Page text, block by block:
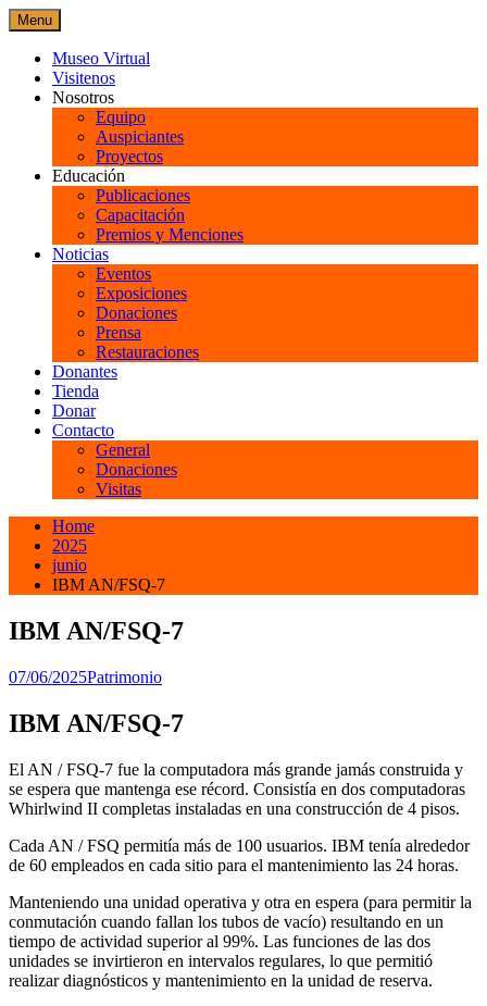
Skip
to
content
Menu
Museo Virtual
Visitenos
Nosotros
Equipo
Auspiciantes
Proyectos
Educación
Publicaciones
Capacitación
Premios y Menciones
Noticias
Eventos
Exposiciones
Donaciones
Prensa
Restauraciones
Donantes
Tienda
Donar
Contacto
General
Donaciones
Visitas
Home
2025
junio
IBM AN/FSQ-7
IBM AN/FSQ-7
07/06/2025Patrimonio
IBM AN/FSQ-7
El AN / FSQ-7 fue la computadora más grande jamás construida y
se espera que mantenga ese récord. Consistía en dos computadoras
Whirlwind II completas instaladas en una construcción de 4 pisos.
Cada AN / FSQ permitía más de 100 usuarios. IBM tenía alrededor
de 60 empleados en cada sitio para el mantenimiento las 24 horas.
Manteniendo una unidad operativa y otra en espera (para permitir la
conmutación cuando fallan los tubos de vacío) resultando en un
tiempo de actividad superior al 99%. Las funciones de las dos
unidades se invirtieron en intervalos regulares, lo que permitió
realizar diagnósticos y mantenimiento en la unidad de reserva.